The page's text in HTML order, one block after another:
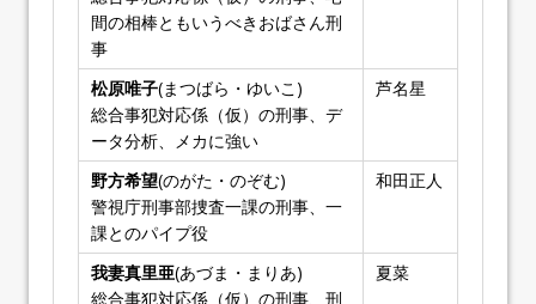
間の相棒ともいうべきおばさん刑
事
松原唯子(まつばら・ゆいこ)
総合事犯対応係（仮）の刑事、デ
ータ分析、メカに強い
芦名星
野方希望(のがた・のぞむ)
警視庁刑事部捜査一課の刑事、一
課とのパイプ役
和田正人
我妻真里亜(あづま・まりあ)
総合事犯対応係（仮）の刑事、刑
夏菜